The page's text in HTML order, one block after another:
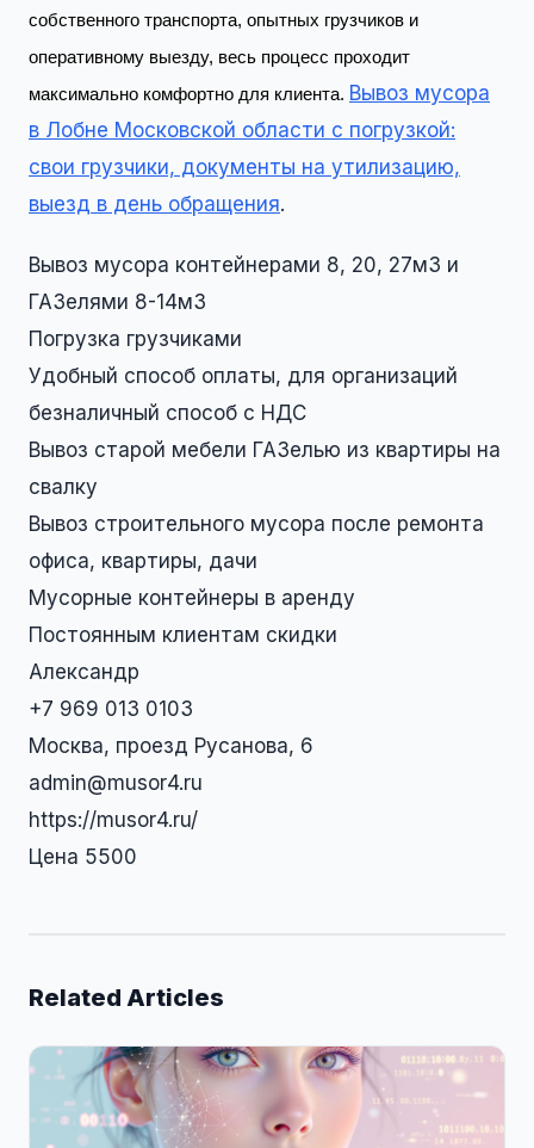
собственного транспорта, опытных грузчиков и
оперативному выезду, весь процесс проходит
максимально комфортно для клиента. Вывоз мусора
в Лобне Московской области с погрузкой:
свои грузчики, документы на утилизацию,
выезд в день обращения.
Вывоз мусора контейнерами 8, 20, 27м3 и
ГАЗелями 8-14м3
Погрузка грузчиками
Удобный способ оплаты, для организаций
безналичный способ с НДС
Вывоз старой мебели ГАЗелью из квартиры на
свалку
Вывоз строительного мусора после ремонта
офиса, квартиры, дачи
Мусорные контейнеры в аренду
Постоянным клиентам скидки
Александр
+7 969 013 0103
Москва, проезд Русанова, 6
admin@musor4.ru
https://musor4.ru/
Цена 5500
Related Articles